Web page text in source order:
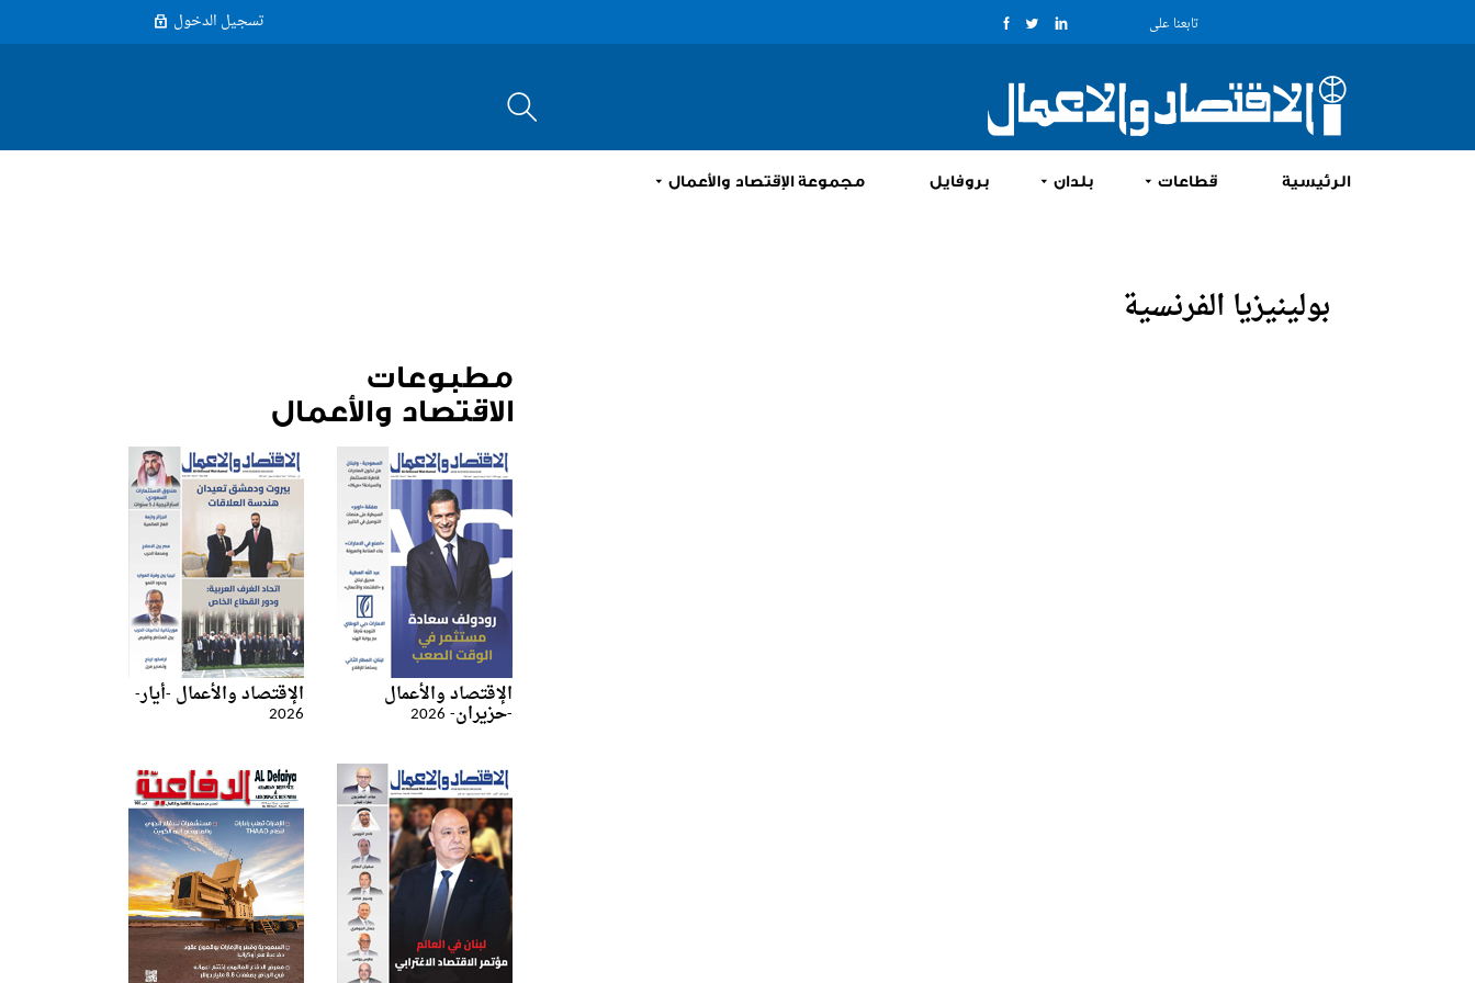
تابعنا على تسجيل الدخول
الرئيسية قطاعات بلدان بروفايل مجموعة الإقتصاد والأعمال
بولينيزيا الفرنسية
مطبوعات
الاقتصاد والأعمال
الإقتصاد والأعمال
-حزيران- 2026
الإقتصاد والأعمال -أيار-
2026